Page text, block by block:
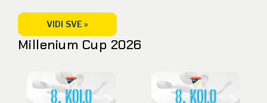
VIDI SVE »
Millenium Cup 2026